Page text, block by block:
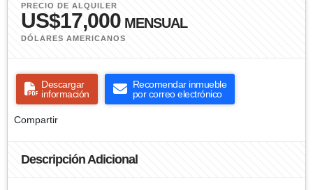
PRECIO DE ALQUILER
US$17,000 MENSUAL
DÓLARES AMERICANOS
Descargar
información
Recomendar inmueble
por correo electrónico
Compartir
Descripción Adicional